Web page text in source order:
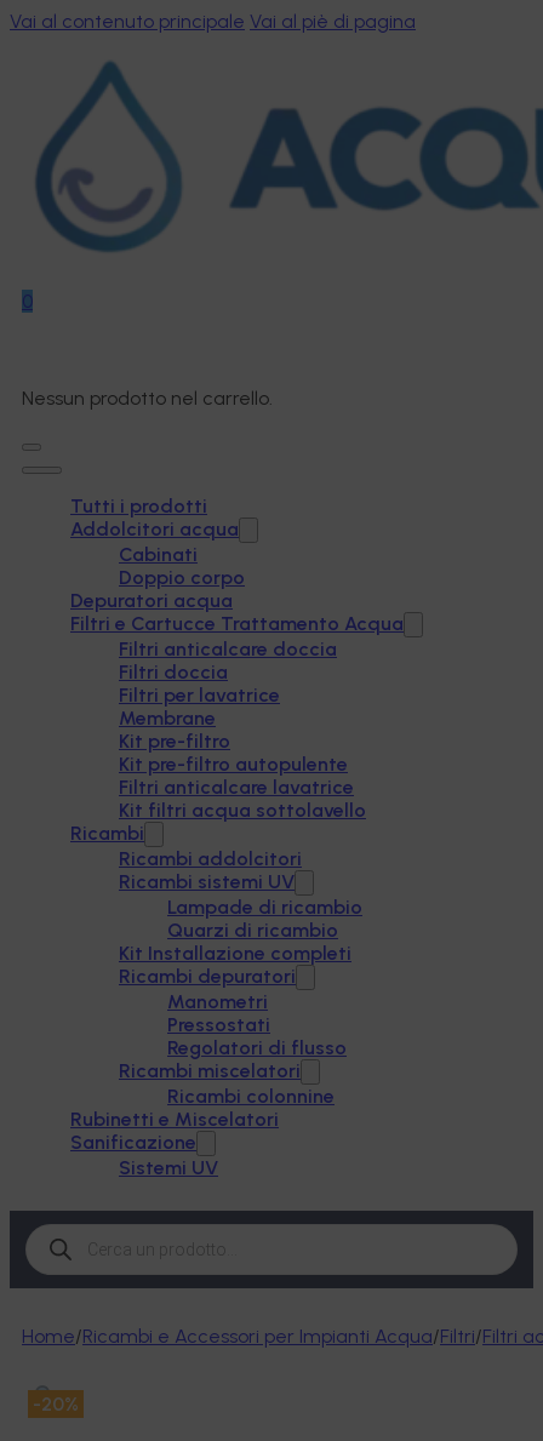
Vai al contenuto principale Vai al piè di pagina
0
Nessun prodotto nel carrello.
Tutti i prodotti
Addolcitori acqua
Cabinati
Doppio corpo
Depuratori acqua
Filtri e Cartucce Trattamento Acqua
Filtri anticalcare doccia
Filtri doccia
Filtri per lavatrice
Membrane
Kit pre-filtro
Kit pre-filtro autopulente
Filtri anticalcare lavatrice
Kit filtri acqua sottolavello
Ricambi
Ricambi addolcitori
Ricambi sistemi UV
Lampade di ricambio
Quarzi di ricambio
Kit Installazione completi
Ricambi depuratori
Manometri
Pressostati
Regolatori di flusso
Ricambi miscelatori
Ricambi colonnine
Rubinetti e Miscelatori
Sanificazione
Sistemi UV
Products
search
Home/Ricambi e Accessori per Impianti Acqua/Filtri/Filtri
-20%